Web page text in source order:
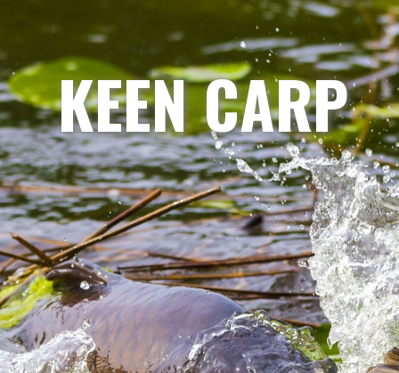
KEEN CARP